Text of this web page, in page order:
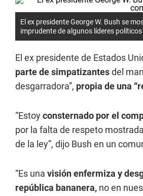
El ex presidente George W. Bush se
imprudente de algunos líderes políticos
El ex presidente de Estados
parte de simpatizantesdel
desgarradora”, propia de una
“Estoyconsternado por el
por la falta de respeto
de la ley”, dijo Bush en un
“Es una visión enfermiza y
república bananera, no en